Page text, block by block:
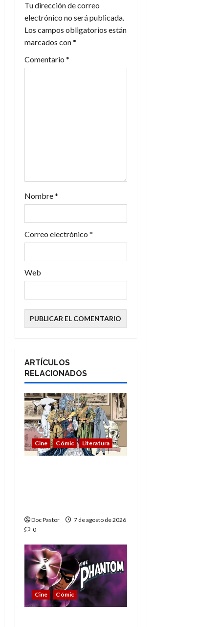
n
d
e
d
a
s
Tu dirección de correo
electrónico no será publicada.
Los campos obligatorios están
marcados con*
Comentario *
Nombre*
Correo electrónico *
Web
ARTÍCULOS
RELACIONADOS
Cine Cómic Literatura
Doc Pastor
7 de agosto de 2026
0
Cine Cómic